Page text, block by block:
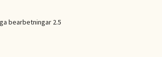
bearbetningar 2.5